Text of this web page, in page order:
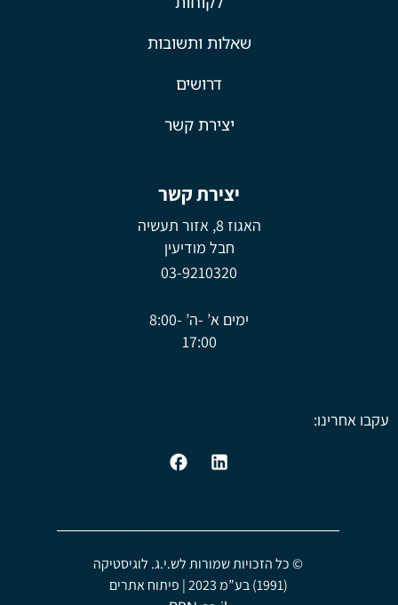
שאלות ותשובות
דרושים
יצירת קשר
יצירת קשר
האגוז 8, אזור תעשיה
חבל מודיעין
03-9210320
ימים א’ -ה’ 8:00-
17:00
עקבו אחרינו:
© כל הזכויות שמורות לש.י.ג. לוגיסטיקה